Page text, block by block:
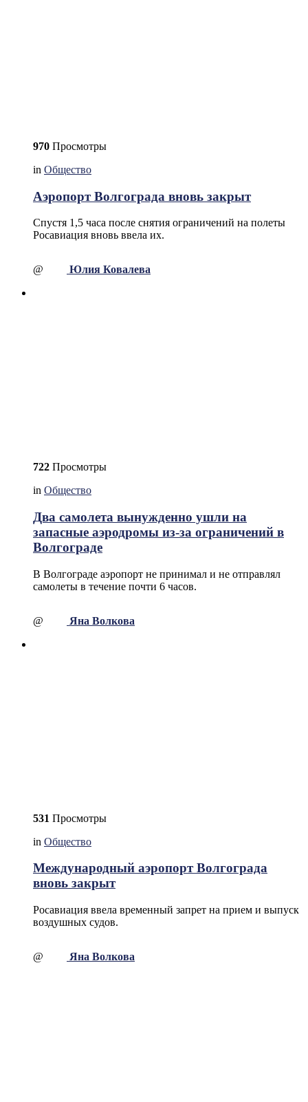
970 Просмотры
in Общество
Аэропорт Волгограда вновь закрыт
Спустя 1,5 часа после снятия ограничений на полеты
Росавиация вновь ввела их.
@ Юлия Ковалева
722 Просмотры
in Общество
Два самолета вынужденно ушли на
запасные аэродромы из-за ограничений в
Волгограде
В Волгограде аэропорт не принимал и не отправлял
самолеты в течение почти 6 часов.
@ Яна Волкова
531 Просмотры
in Общество
Международный аэропорт Волгограда
вновь закрыт
Росавиация ввела временный запрет на прием и выпуск
воздушных судов.
@ Яна Волкова